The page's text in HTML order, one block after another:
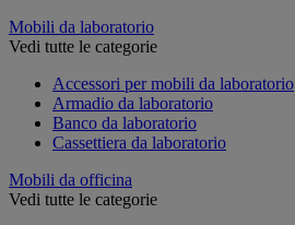
Mobili da laboratorio
Vedi tutte le categorie
Accessori per mobili da laboratorio
Armadio da laboratorio
Banco da laboratorio
Cassettiera da laboratorio
Mobili da officina
Vedi tutte le categorie